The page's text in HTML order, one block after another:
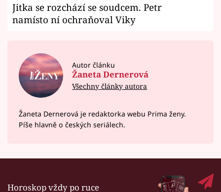
Jitka se rozchází se soudcem. Petr
namísto ní ochraňoval Viky
Autor článku
Žaneta Dernerová
Všechny články autora
Žaneta Dernerová je redaktorka webu Prima ženy.
Píše hlavně o českých seriálech.
Horoskop vždy po ruce